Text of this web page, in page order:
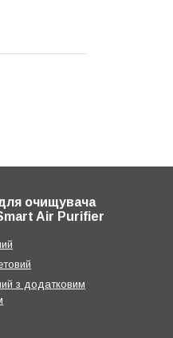
очищувача
Air Purifier
з додатковим